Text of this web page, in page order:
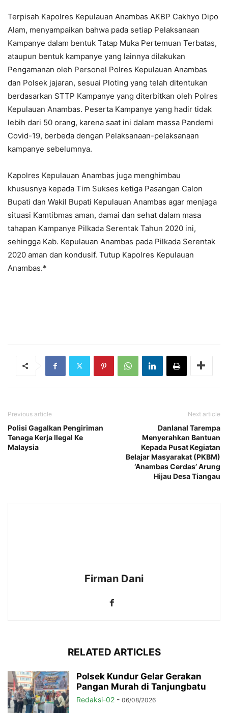
Terpisah Kapolres Kepulauan Anambas AKBP Cakhyo Dipo
Alam, menyampaikan bahwa pada setiap Pelaksanaan
Kampanye dalam bentuk Tatap Muka Pertemuan Terbatas,
ataupun bentuk kampanye yang lainnya dilakukan
Pengamanan oleh Personel Polres Kepulauan Anambas
dan Polsek jajaran, sesuai Ploting yang telah ditentukan
berdasarkan STTP Kampanye yang diterbitkan oleh Polres
Kepulauan Anambas. Peserta Kampanye yang hadir tidak
lebih dari 50 orang, karena saat ini dalam massa Pandemi
Covid-19, berbeda dengan Pelaksanaan-pelaksanaan
kampanye sebelumnya.
Kapolres Kepulauan Anambas juga menghimbau
khususnya kepada Tim Sukses ketiga Pasangan Calon
Bupati dan Wakil Bupati Kepulauan Anambas agar menjaga
situasi Kamtibmas aman, damai dan sehat dalam masa
tahapan Kampanye Pilkada Serentak Tahun 2020 ini,
sehingga Kab. Kepulauan Anambas pada Pilkada Serentak
2020 aman dan kondusif. Tutup Kapolres Kepulauan
Anambas.*
Previous article
Polisi Gagalkan Pengiriman
Tenaga Kerja Ilegal Ke
Malaysia
Next article
Danlanal Tarempa
Menyerahkan Bantuan
Kepada Pusat Kegiatan
Belajar Masyarakat (PKBM)
‘Anambas Cerdas’ Arung
Hijau Desa Tiangau
Firman Dani
RELATED ARTICLES
Polsek Kundur Gelar Gerakan
Pangan Murah di Tanjungbatu
Redaksi-02 - 06/08/2026